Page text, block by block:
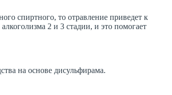
спиртного, то отравление приведет к
2 и 3 стадии, и это помогает
на основе дисульфирама.